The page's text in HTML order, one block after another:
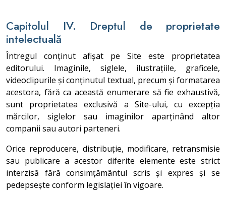
Capitolul IV. Dreptul de proprietate
intelectuală
Întregul conținut afișat pe Site este proprietatea
editorului. Imaginile, siglele, ilustrațiile, graficele,
videoclipurile și conținutul textual, precum și formatarea
acestora, fără ca această enumerare să fie exhaustivă,
sunt proprietatea exclusivă a Site-ului, cu excepția
mărcilor, siglelor sau imaginilor aparținând altor
companii sau autori parteneri.
Orice reproducere, distribuție, modificare, retransmisie
sau publicare a acestor diferite elemente este strict
interzisă fără consimțământul scris și expres și se
pedepsește conform legislației în vigoare.